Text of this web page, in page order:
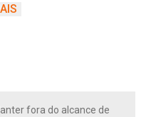
Sabonete Suave
fora do alcance de